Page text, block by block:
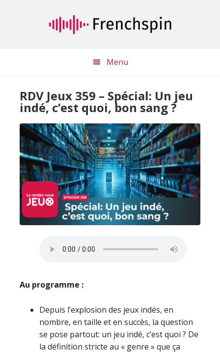
Menu
RDV Jeux 359 – Spécial: Un jeu
indé, c’est quoi, bon sang ?
Au programme :
Depuis l’explosion des jeux indés, en
nombre, en taille et en succès, la question
se pose partout: un jeu indé, c’est quoi ? De
la définition stricte au « genre » que ça